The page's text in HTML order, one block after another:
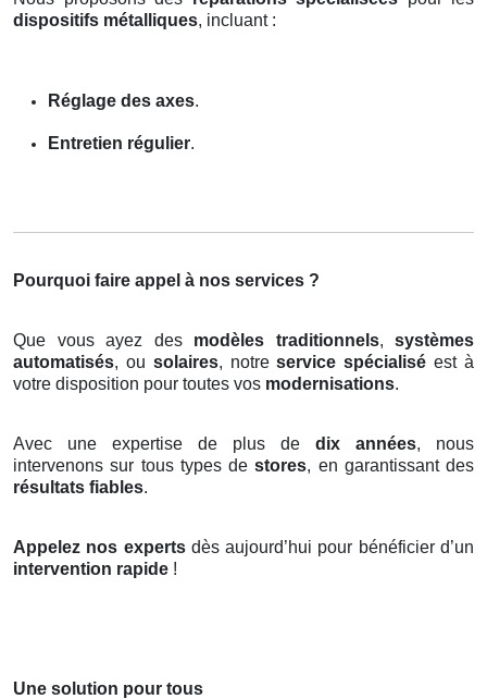
dispositifs métalliques, incluant :
Réglage des axes.
Entretien régulier.
Pourquoi faire appel à nos services ?
Que vous ayez des modèles traditionnels, systèmes
automatisés, ou solaires, notreservice spécialisé est à
votre disposition pour toutes vos modernisations.
Avec une expertise de plus de dix années, nous
intervenons sur tous types destores, en garantissant des
résultats fiables.
Appelez nos expertsdès aujourd’hui pour bénéficier d’un
intervention rapide !
Une solution pour tous